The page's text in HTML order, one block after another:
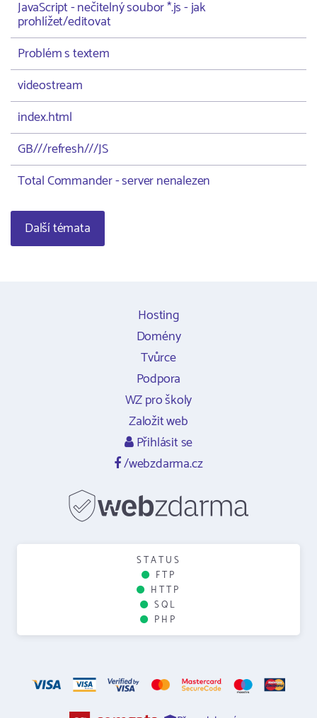
JavaScript - nečitelný soubor *.js - jak
prohlížet/editovat
Problém s textem
videostream
index.html
GB///refresh///JS
Total Commander - server nenalezen
Další témata
Hosting
Domény
Tvůrce
Podpora
WZ pro školy
Založit web
Přihlásit se
/webzdarma.cz
STATUS
FTP
HTTP
SQL
PHP